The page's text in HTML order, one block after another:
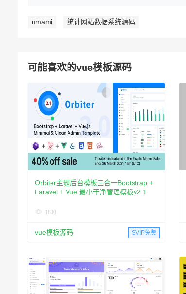
umami 统计网站数据系统源码
可能喜欢的vue模板源码
Orbiter主题后台模板三合一Bootstrap +
Laravel + Vue 最小干净管理模板v2.1
1800
vue模板源码 SVIP免费